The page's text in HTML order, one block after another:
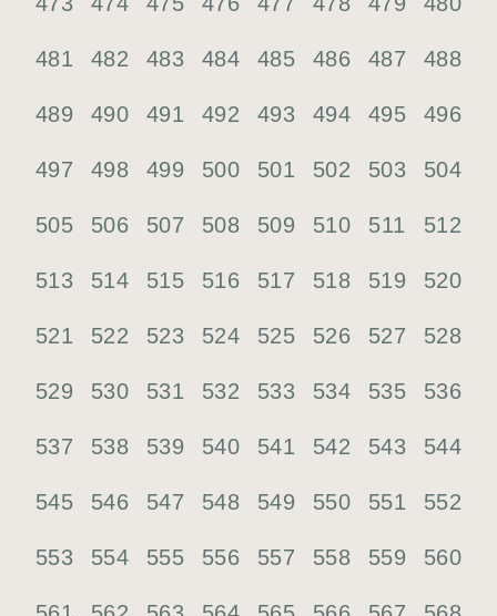
481 482 483 484 485 486 487 488
489 490 491 492 493 494 495 496
497 498 499 500 501 502 503 504
505 506 507 508 509 510 511 512
513 514 515 516 517 518 519 520
521 522 523 524 525 526 527 528
529 530 531 532 533 534 535 536
537 538 539 540 541 542 543 544
545 546 547 548 549 550 551 552
553 554 555 556 557 558 559 560